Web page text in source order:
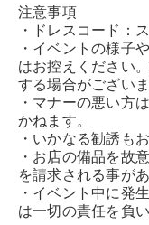
注意事項
・ドレスコード：
・イベントの様子
はお控えください
する場合がございま
・マナーの悪い方
かねます。
・いかなる勧誘も
・お店の備品を故
を請求される事があ
・イベント中に発
は一切の責任を負